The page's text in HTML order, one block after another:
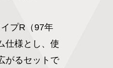
プR（97年
仕様とし、使
がるセットで